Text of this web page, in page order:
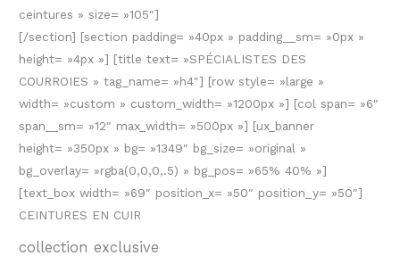
ceintures » size= »105″]
[/section] [section padding= »40px » padding__sm= »0px »
height= »4px »] [title text= »SPÉCIALISTES DES
COURROIES » tag_name= »h4″] [row style= »large »
width= »custom » custom_width= »1200px »] [col span= »6″
span__sm= »12″ max_width= »500px »] [ux_banner
height= »350px » bg= »1349″ bg_size= »original »
bg_overlay= »rgba(0,0,0,.5) » bg_pos= »65% 40% »]
[text_box width= »69″ position_x= »50″ position_y= »50″]
CEINTURES EN CUIR
collection exclusive